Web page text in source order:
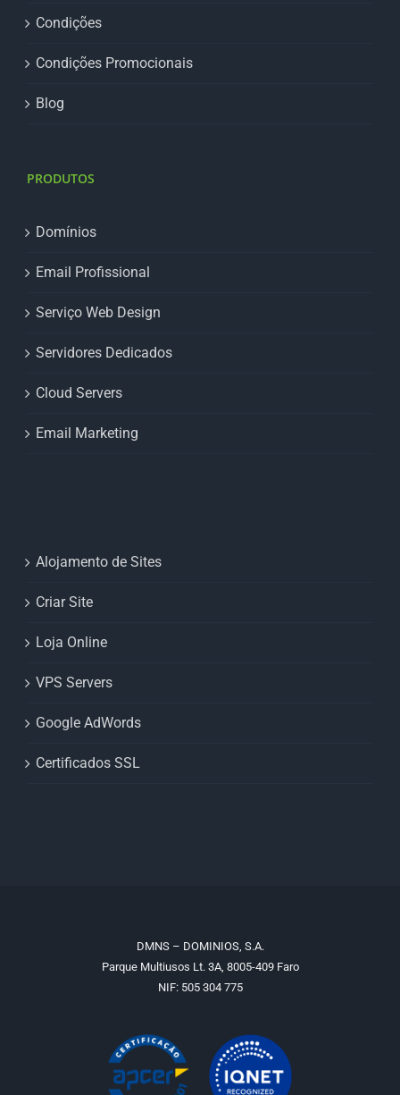
Condições
Condições Promocionais
Blog
PRODUTOS
Domínios
Email Profissional
Serviço Web Design
Servidores Dedicados
Cloud Servers
Email Marketing
Alojamento de Sites
Criar Site
Loja Online
VPS Servers
Google AdWords
Certificados SSL
DMNS – DOMINIOS, S.A.
Parque Multiusos Lt. 3A, 8005-409 Faro
NIF: 505 304 775